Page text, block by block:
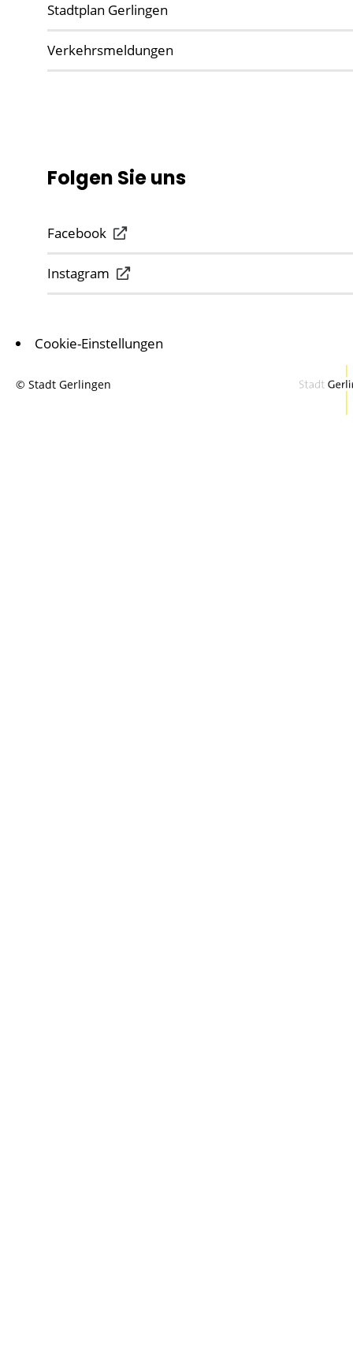
Stadtplan Gerlingen
Verkehrsmeldungen
Folgen Sie uns
Facebook
Instagram
Cookie-Einstellungen
© Stadt Gerlingen